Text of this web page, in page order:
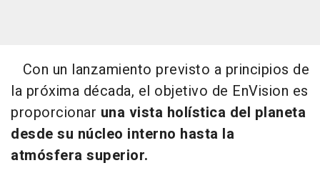
Con un lanzamiento previsto a principios de
la próxima década, el objetivo de EnVision es
proporcionar una vista holística del planeta
desde su núcleo interno hasta la
atmósfera superior.